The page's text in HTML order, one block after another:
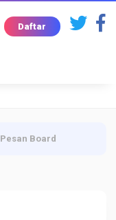
Daftar
Pesan Board